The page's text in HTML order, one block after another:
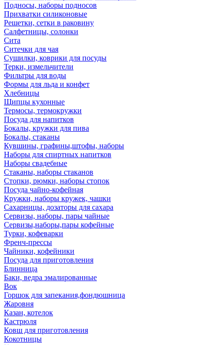
Подносы, наборы подносов
Прихватки силиконовые
Решетки, сетки в раковину
Салфетницы, солонки
Сита
Ситечки для чая
Сушилки, коврики для посуды
Терки, измельчители
Фильтры для воды
Формы для льда и конфет
Хлебницы
Щипцы кухонные
Термосы, термокружки
Посуда для напитков
Бокалы, кружки для пива
Бокалы, стаканы
Кувшины, графины,штофы, наборы
Наборы для спиртных напитков
Наборы свадебные
Стаканы, наборы стаканов
Стопки, рюмки, наборы стопок
Посуда чайно-кофейная
Кружки, наборы кружек, чашки
Сахарницы, дозаторы для сахара
Сервизы, наборы, пары чайные
Сервизы,наборы,пары кофейные
Турки, кофеварки
Френч-прессы
Чайники, кофейники
Посуда для приготовления
Блинница
Баки, ведра эмалированные
Вок
Горшок для запекания,фондюшница
Жаровня
Казан, котелок
Кастрюля
Ковш для приготовления
Кокотницы